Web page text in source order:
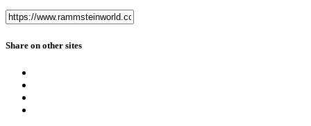
Share on other sites